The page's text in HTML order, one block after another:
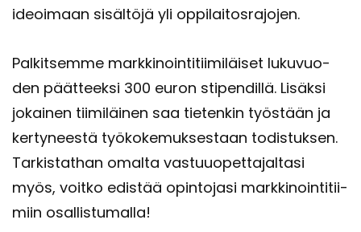
ideoi­maan si­säl­tö­jä yli op­pi­lai­tos­ra­jo­jen.
Pal­kit­sem­me mark­ki­noin­ti­tii­mi­läi­set lu­ku­vuo­
den päät­teek­si 300 euron sti­pen­dil­lä. Li­säk­si
jo­kai­nen tii­mi­läi­nen saa tie­ten­kin työs­tään ja
ker­ty­nees­tä työ­ko­ke­muk­ses­taan to­dis­tuk­sen.
Tar­kis­tat­han omal­ta vas­tuu­opet­ta­jal­ta­si
myös, voit­ko edis­tää opin­to­ja­si mark­ki­noin­ti­tii­
miin osal­lis­tu­mal­la!